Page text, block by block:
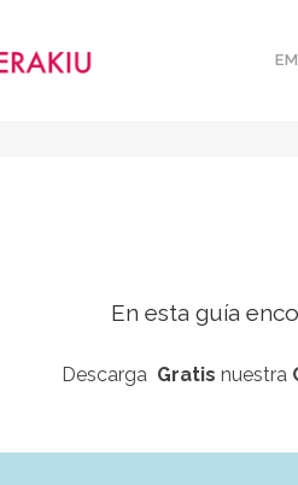
En esta guía
Descarga Gratis nuestra